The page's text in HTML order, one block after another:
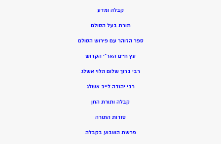
קבלה ומדע
תורת בעל הסולם
ספר הזוהר עם פירוש הסולם
עץ חיים האר”י הקדוש
רבי ברוך שלום הלוי אשלג
רבי יהודה לייב אשלג
קבלה ותורת החן
סודות התורה
פרשת השבוע בקבלה